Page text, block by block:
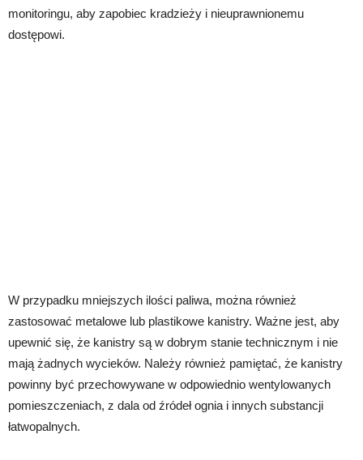
monitoringu, aby zapobiec kradzieży i nieuprawnionemu
dostępowi.
W przypadku mniejszych ilości paliwa, można również
zastosować metalowe lub plastikowe kanistry. Ważne jest, aby
upewnić się, że kanistry są w dobrym stanie technicznym i nie
mają żadnych wycieków. Należy również pamiętać, że kanistry
powinny być przechowywane w odpowiednio wentylowanych
pomieszczeniach, z dala od źródeł ognia i innych substancji
łatwopalnych.